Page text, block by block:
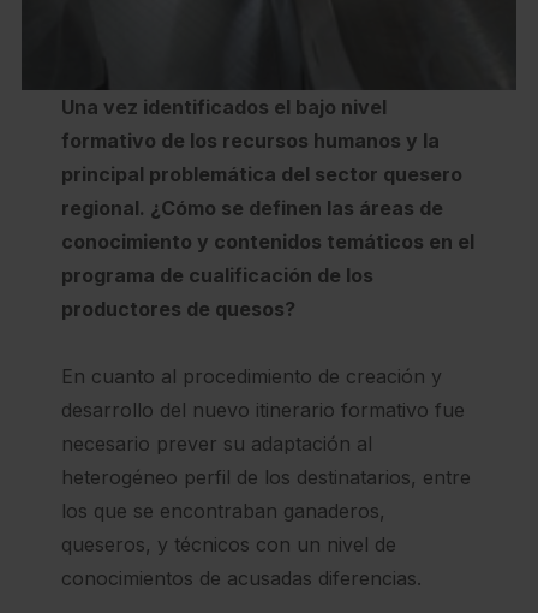
Una vez identificados el bajo nivel
formativo de los recursos humanos y la
principal problemática del sector quesero
regional. ¿Cómo se definen las áreas de
conocimiento y contenidos temáticos en el
programa de cualificación de los
productores de quesos?
En cuanto al procedimiento de creación y
desarrollo del nuevo itinerario formativo fue
necesario prever su adaptación al
heterogéneo perfil de los destinatarios, entre
los que se encontraban ganaderos,
queseros, y técnicos con un nivel de
conocimientos de acusadas diferencias.